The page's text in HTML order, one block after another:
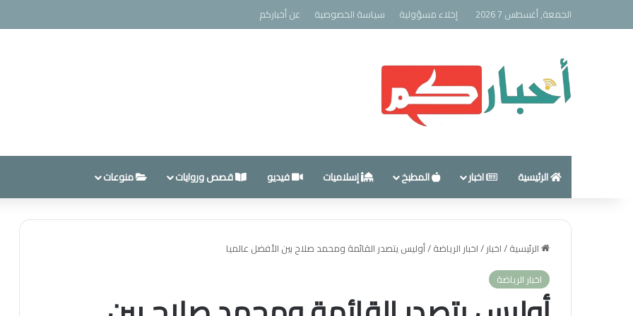
الجمعة, أغسطس 7 2026 إخلاء مسؤولية سياسة الخصوصية عن أخباركم
الرئيسية اخبار المطبخ إسلاميات فيديو قصص وروايات منوعات
الرئيسية/اخبار/اخبار الرياضة/أوليس يتصدر القائمة ومحمد صلاح بين الأفضل عالميا
اخبار الرياضة